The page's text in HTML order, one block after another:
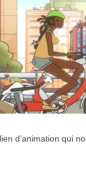
d’animation qui